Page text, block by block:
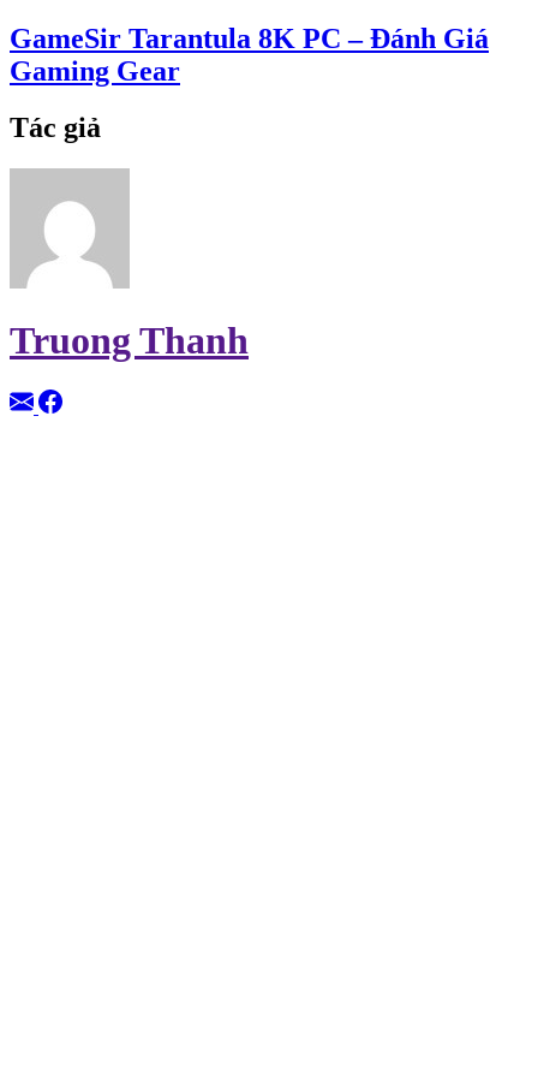
GameSir Tarantula 8K PC – Đánh Giá
Gaming Gear
Tác giả
Truong Thanh